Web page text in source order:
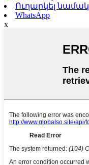
Ուղարկել նամակ
WhatsApp
x